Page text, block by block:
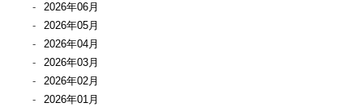
2026年06月
2026年05月
2026年04月
2026年03月
2026年02月
2026年01月